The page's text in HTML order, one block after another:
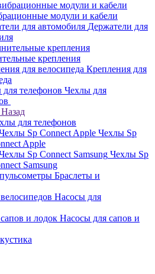
модули и кабели
Держатели для
крепления
Крепления для
Чехлы для
Назад
для телефонов
Чехлы Sp
Apple
Чехлы Sp
Samsung
Браслеты и
Насосы для
Насосы для сапов и